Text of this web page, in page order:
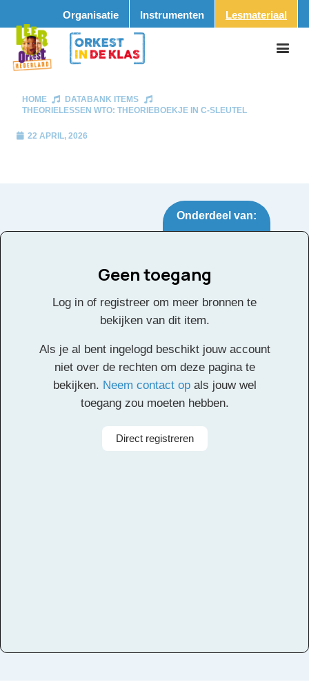
Organisatie Instrumenten Lesmateriaal
HOME
DATABANK ITEMS
THEORIELESSEN WTO: THEORIEBOEKJE IN C-SLEUTEL
22 APRIL, 2026
Onderdeel van:
Theorielessen WTO:
Theorieboekje in c-
sleutel
Facebook
TwitterEmail Delen
Geen toegang
Log in of registreer om meer bronnen te
bekijken van dit item.
Als je al bent ingelogd beschikt jouw account
niet over de rechten om deze pagina te
bekijken. Neem contact opals jouw wel
toegang zou moeten hebben.
Direct registrerenAlle rechten voorbehouden